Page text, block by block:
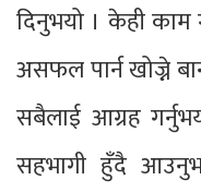
दिनुभयो । केही काम
असफल पार्न खोज्ने
सबैलाई आग्रह
सहभागी हुँदै